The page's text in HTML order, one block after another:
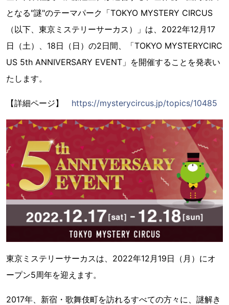
となる"謎"のテーマパーク「TOKYO MYSTERY CIRCUS
（以下、東京ミステリーサーカス）」は、2022年12月17
日（土）、18日（日）の2日間、「TOKYO MYSTERYCIRC
US 5th ANNIVERSARY EVENT」を開催することを発表い
たします。
【詳細ページ】 https://mysterycircus.jp/topics/10485
東京ミステリーサーカスは、2022年12月19日（月）にオ
ープン5周年を迎えます。
2017年、新宿・歌舞伎町を訪れるすべての方々に、謎解き